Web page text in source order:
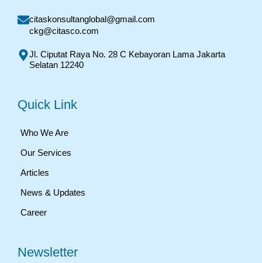
citaskonsultanglobal@gmail.com
ckg@citasco.com
Jl. Ciputat Raya No. 28 C Kebayoran Lama Jakarta
Selatan 12240
Quick Link
Who We Are
Our Services
Articles
News & Updates
Career
Newsletter